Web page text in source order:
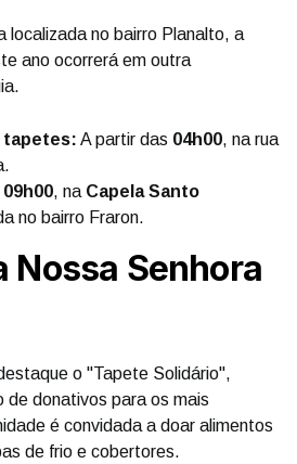
localizada no bairro Planalto, a
ano ocorrerá em outra
tapetes: A partir das 04h00, na rua
09h00, na Capela Santo
no bairro Fraron.
Nossa Senhora
o "Tapete Solidário",
de donativos para os mais
é convidada a doar alimentos
de frio e cobertores.